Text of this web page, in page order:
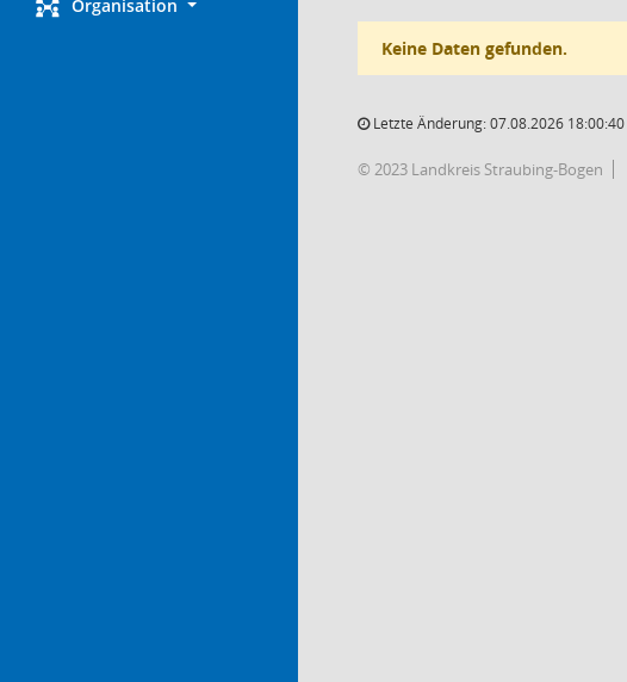
Organisation
Keine Daten gefunden.
Letzte Änderung: 07.08.2026 18:00:40
© 2023 Landkreis Straubing-Bogen